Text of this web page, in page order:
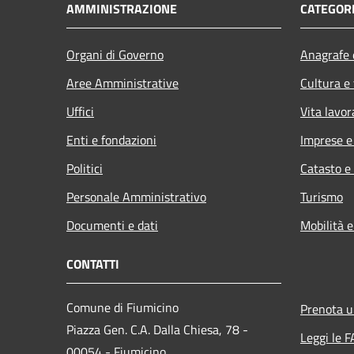
AMMINISTRAZIONE
Organi di Governo
Aree Amministrative
Uffici
Enti e fondazioni
Politici
Personale Amministrativo
Documenti e dati
Cultura
Vita
Imprese
Catasto
Turismo
Mobilità
CONTATTI
Comune di Fiumicino
Piazza Gen. C.A. Dalla Chiesa, 78 -
Prenota
Leggi le